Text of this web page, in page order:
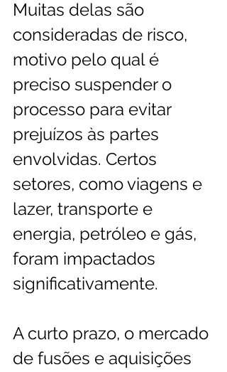
Muitas delas são
consideradas de risco,
motivo pelo qual é
preciso suspender o
processo para evitar
prejuízos às partes
envolvidas. Certos
setores, como viagens e
lazer, transporte e
energia, petróleo e gás,
foram impactados
significativamente.
A curto prazo, o mercado
de fusões e aquisições